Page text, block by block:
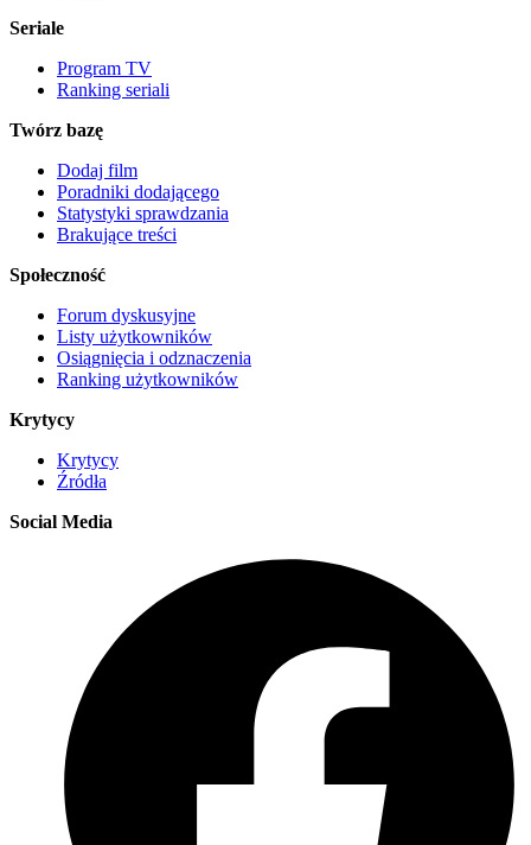
Seriale
Program TV
Ranking seriali
Twórz bazę
Dodaj film
Poradniki dodającego
Statystyki sprawdzania
Brakujące treści
Społeczność
Forum dyskusyjne
Listy użytkowników
Osiągnięcia i odznaczenia
Ranking użytkowników
Krytycy
Krytycy
Źródła
Social Media